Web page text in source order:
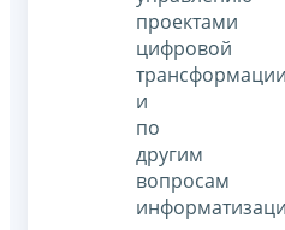
проектами
цифровой
трансформации
и
по
другим
вопросам